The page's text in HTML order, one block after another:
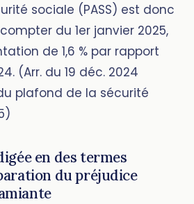
sociale (PASS) est donc
du 1er janvier 2025,
de 1,6 % par rapport
(Arr. du 19 déc. 2024
plafond de la sécurité
en des termes
du préjudice